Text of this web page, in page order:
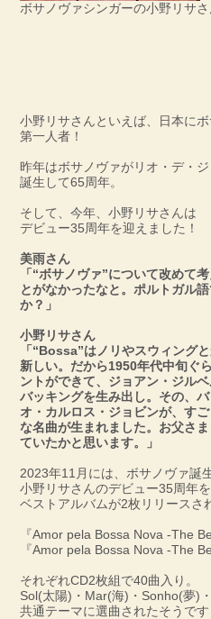
ボサノヴァシンガーの小野リサさ
小野リサさんといえば、日本に
第一人者！
昨年はボサノヴァがリオ・デ・
誕生して65周年。
そして、今年、小野リサさんは
デビュー35周年を迎えました！
美雨さん
「“ボサノヴァ”について改めて
とがなかったなと。ポルトガル
か？」
小野リサさん
「“Bossa”はノリやスウィング
新しい。だから1950年代中旬ぐ
ントができて、ジョアン・ジル
バッキングを生み出し。その、
オ・カルロス・ジョビンが、す
な名曲が生まれました。お父さ
ていたかと思います。」
2023年11月には、ボサノヴァ誕
小野リサさんのデビュー35周年
ベストアルバムが2枚リリースさ
『Amor pela Bossa Nova -The
『Amor pela Bossa Nova -The
それぞれCD2枚組で40曲入り。
Sol(太陽)・Mar(海)・Sonho(夢)
共通テーマに選曲されたそうです